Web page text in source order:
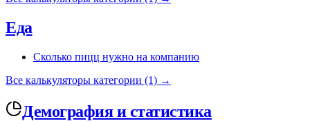
Еда
Сколько пицц нужно на компанию
Все калькуляторы категории (1) →
Демография и статистика